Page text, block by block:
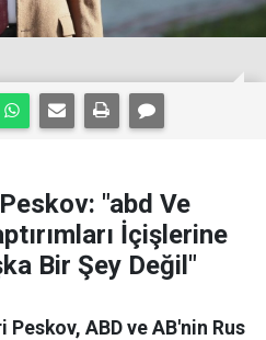
"abd Ve
İçişlerine
Bir Şey Değil"
ABD ve AB'nin Rus